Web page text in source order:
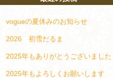
vogueの夏休みのお知らせ
2026 初雪だるま
2025年もありがとうございました
2025年もよろしくお願いします